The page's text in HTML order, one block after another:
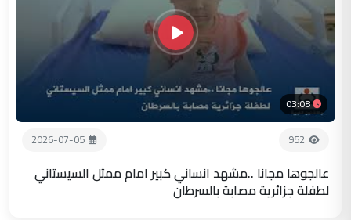
03:08
952
2026-07-05
عالجوها مجانا ..مشهد انساني كبير امام ممثل السيستاني
لطفلة جزائرية مصابة بالسرطان